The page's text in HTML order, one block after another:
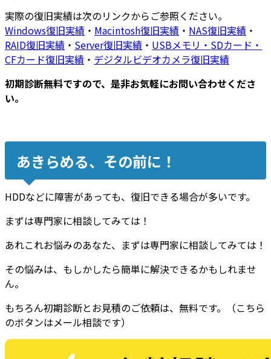
実際の復旧実績は次のリンクからご参照ください。
Windows復旧実績 ・ Macintosh復旧実績 ・ NAS復旧実績 ・
RAID復旧実績 ・ Server復旧実績 ・ USBメモリ・SDカード・
CFカード復旧実績 ・ デジタルビデオカメラ復旧実績
初期診断無料ですので、是非お気軽にお問い合わせくださ
い。
あきらめる、その前に！
HDDなどに障害があっても、復旧できる場合が多いです。
まずは専門家に相談してみては！
あれこれお悩みのあなた、まずは専門家に相談してみては！
その悩みは、もしかしたら簡単に解決できるかもしれませ
ん。
もちろん初期診断とお見積のご依頼は、無料です。（こちら
のボタンはメール相談です）